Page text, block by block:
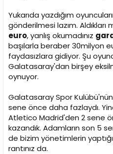
Yukarıda yazdığım
gönderilmesi lazım. Aldıkları
euro, yanlış okumadınız
başılarla beraber 30milyon
faydasızlara gidiyor. Şu
Galatasaray'dan birşey
oynuyor.
Galatasaray Spor
sene önce daha fazlaydı.
Atletico Madrid'den 2 sene
kazandık. Adamların son 5
de bizim yönetimlerin
rantınız da.